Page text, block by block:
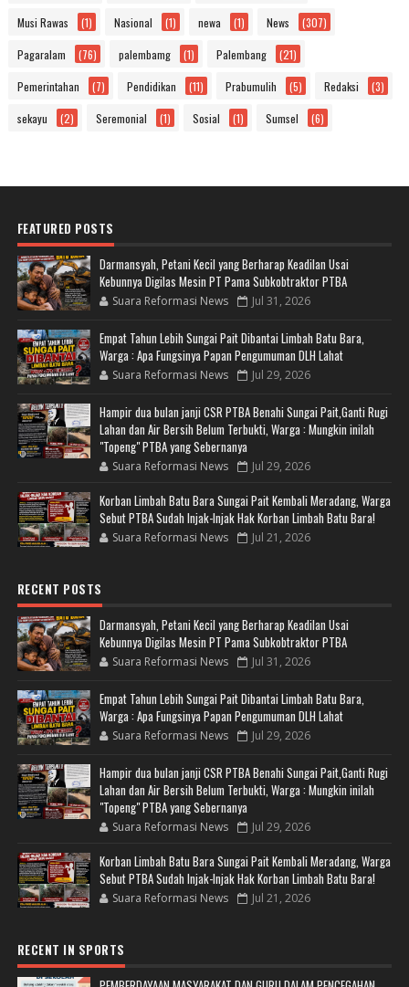
Musi Rawas (1) Nasional (1) newa (1) News (307)
Pagaralam (76) palembamg (1) Palembang (21)
Pemerintahan (7) Pendidikan (11) Prabumulih (5) Redaksi (3)
sekayu (2) Seremonial (1) Sosial (1) Sumsel (6)
FEATURED POSTS
Darmansyah, Petani Kecil yang Berharap Keadilan Usai
Kebunnya Digilas Mesin PT Pama Subkobtraktor PTBA
Suara Reformasi News Jul 31, 2026
Empat Tahun Lebih Sungai Pait Dibantai Limbah Batu Bara,
Warga : Apa Fungsinya Papan Pengumuman DLH Lahat
Suara Reformasi News Jul 29, 2026
Hampir dua bulan janji CSR PTBA Benahi Sungai Pait,Ganti Rugi
Lahan dan Air Bersih Belum Terbukti, Warga : Mungkin inilah
"Topeng" PTBA yang Sebernanya
Suara Reformasi News Jul 29, 2026
Korban Limbah Batu Bara Sungai Pait Kembali Meradang, Warga
Sebut PTBA Sudah Injak-Injak Hak Korban Limbah Batu Bara!
Suara Reformasi News Jul 21, 2026
RECENT POSTS
Darmansyah, Petani Kecil yang Berharap Keadilan Usai
Kebunnya Digilas Mesin PT Pama Subkobtraktor PTBA
Suara Reformasi News Jul 31, 2026
Empat Tahun Lebih Sungai Pait Dibantai Limbah Batu Bara,
Warga : Apa Fungsinya Papan Pengumuman DLH Lahat
Suara Reformasi News Jul 29, 2026
Hampir dua bulan janji CSR PTBA Benahi Sungai Pait,Ganti Rugi
Lahan dan Air Bersih Belum Terbukti, Warga : Mungkin inilah
"Topeng" PTBA yang Sebernanya
Suara Reformasi News Jul 29, 2026
Korban Limbah Batu Bara Sungai Pait Kembali Meradang, Warga
Sebut PTBA Sudah Injak-Injak Hak Korban Limbah Batu Bara!
Suara Reformasi News Jul 21, 2026
RECENT IN SPORTS